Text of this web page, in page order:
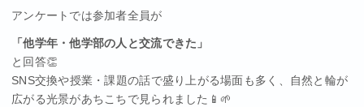
アンケートでは参加者全員が
「他学年・他学部の人と交流できた」
と回答👏
SNS交換や授業・課題の話で盛り上がる場面も多く、自然と輪が
広がる光景があちこちで見られました📱🌱